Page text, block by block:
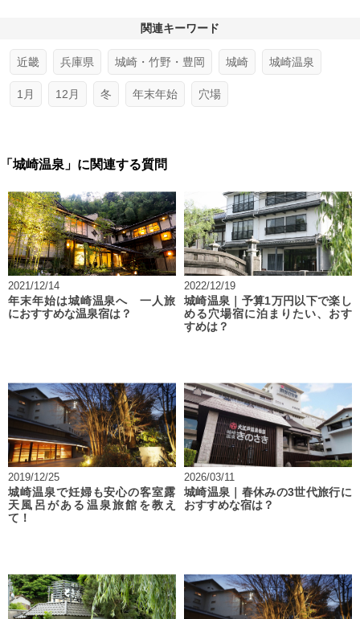
関連キーワード
近畿 兵庫県 城崎・竹野・豊岡 城崎 城崎温泉
1月 12月 冬 年末年始 穴場
「城崎温泉」に関連する質問
2021/12/14
年末年始は城崎温泉へ 一人旅
におすすめな温泉宿は？
2022/12/19
城崎温泉｜予算1万円以下で楽し
める穴場宿に泊まりたい、おす
すめは？
2019/12/25
城崎温泉で妊婦も安心の客室露
天風呂がある温泉旅館を教え
て！
2026/03/11
城崎温泉｜春休みの3世代旅行に
おすすめな宿は？